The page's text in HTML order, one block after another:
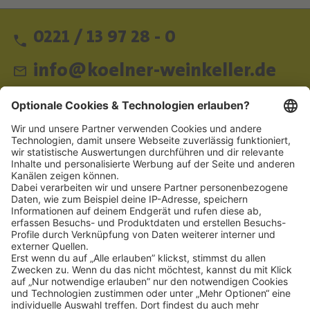
0221 / 13 97 28 - 0
info@koelner-weinkeller.de
Schnellzugriff
ZAHLUNGSMETHODEN
SOCIAL
NEWSLETTER
BESUCHEN SIE UNS